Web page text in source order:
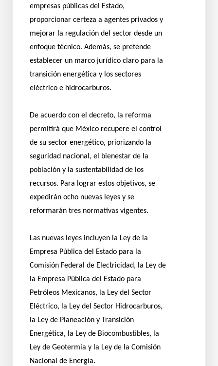
empresas públicas del Estado,
proporcionar certeza a agentes privados y
mejorar la regulación del sector desde un
enfoque técnico. Además, se pretende
establecer un marco jurídico claro para la
transición energética y los sectores
eléctrico e hidrocarburos.
De acuerdo con el decreto, la reforma
permitirá que México recupere el control
de su sector energético, priorizando la
seguridad nacional, el bienestar de la
población y la sustentabilidad de los
recursos. Para lograr estos objetivos, se
expedirán ocho nuevas leyes y se
reformarán tres normativas vigentes.
Las nuevas leyes incluyen la Ley de la
Empresa Pública del Estado para la
Comisión Federal de Electricidad, la Ley de
la Empresa Pública del Estado para
Petróleos Mexicanos, la Ley del Sector
Eléctrico, la Ley del Sector Hidrocarburos,
la Ley de Planeación y Transición
Energética, la Ley de Biocombustibles, la
Ley de Geotermia y la Ley de la Comisión
Nacional de Energía.